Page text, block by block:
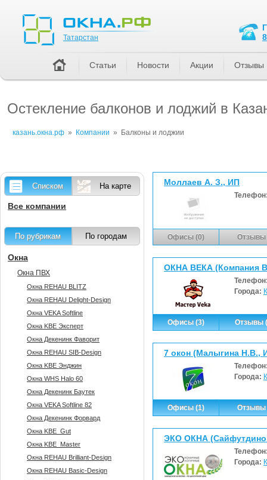
Остекление балконов и лоджий в
казань.окна.рф » Компании » Балконы и лоджии
Моллаев А. З., ИП
Офисы (0) Отзывы
ОКНА ВЕКА (Компания
Города:
Офисы (3) Отзывы
7 окон (Малыгина Н.В.,
Города:
Офисы (1) Отзывы
ЭКО ОКНА
Города:
Списком На карте
Все компании
По рубрикам По городам
Окна
Окна ПВХ
Окна REHAU BLITZ
Окна REHAU Delight-Design
Окна VEKA Softline
Окна KBE Эксперт
Окна Декенинк Фаворит
Окна REHAU SIB-Design
Окна KBE Энджин
Окна WHS Halo 60
Окна Декенинк Баутек
Окна VEKA Softline 82
Окна Декенинк Форвард
Окна KBE_Gut
Окна KBE_Master
Окна REHAU Brilliant-Design
Окна REHAU Basic-Design
Татарстан
Статьи Новости Акции Отзывы